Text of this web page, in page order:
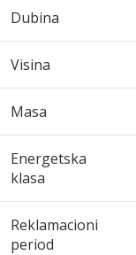
Dubina
Visina
Masa
Energetska
klasa
Reklamacioni
period